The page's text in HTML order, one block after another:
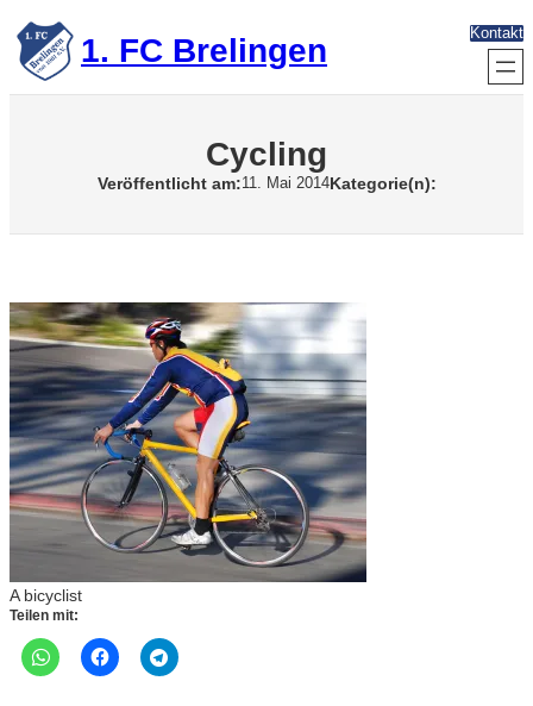
Zum
Inhalt
springen 1. FC Brelingen Kontakt
Cycling
Veröffentlicht am:11. Mai 2014Kategorie(n):
A bicyclist
Teilen mit: